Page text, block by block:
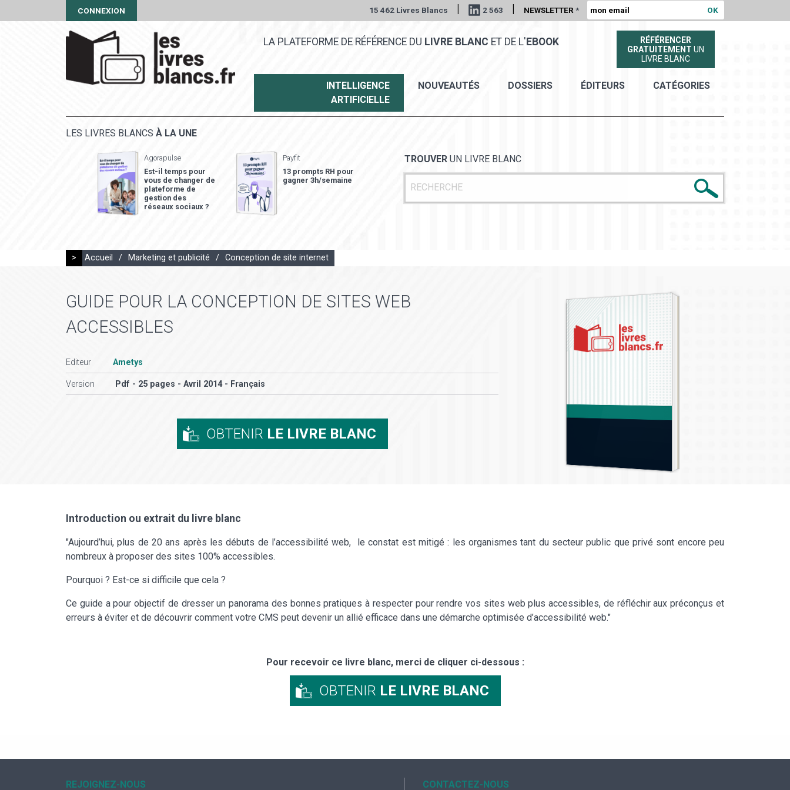
CONNEXION 15 462 Livres Blancs | 2 563 | NEWSLETTER *
LA PLATEFORME DE RÉFÉRENCE DU LIVRE BLANC ET DE L' EBOOK
RÉFÉRENCER
GRATUITEMENT UN
LIVRE BLANC
INTELLIGENCE
ARTIFICIELLE
NOUVEAUTÉS DOSSIERS ÉDITEURS CATÉGORIES
LES LIVRES BLANCS À LA UNE
Agorapulse
Est-il temps pour
vous de changer de
plateforme de
gestion des
réseaux sociaux ?
Payfit
13 prompts RH pour
gagner 3h/semaine
TROUVER UN LIVRE BLANC
> Accueil / Marketing et publicité / Conception de site internet
GUIDE POUR LA CONCEPTION DE SITES WEB
ACCESSIBLES
Editeur Ametys
Version Pdf - 25 pages - Avril 2014 - Français
OBTENIR LE LIVRE BLANC
Introduction ou extrait du livre blanc
"Aujourd’hui, plus de 20 ans après les débuts de l’accessibilité web, le constat est mitigé : les organismes tant du secteur public que privé sont encore peu
nombreux à proposer des sites 100% accessibles.
Pourquoi ? Est-ce si difficile que cela ?
Ce guide a pour objectif de dresser un panorama des bonnes pratiques à respecter pour rendre vos sites web plus accessibles, de réfléchir aux préconçus et
erreurs à éviter et de découvrir comment votre CMS peut devenir un allié efficace dans une démarche optimisée d’accessibilité web."
Pour recevoir ce livre blanc, merci de cliquer ci-dessous :
OBTENIR LE LIVRE BLANC
REJOIGNEZ-NOUS CONTACTEZ-NOUS